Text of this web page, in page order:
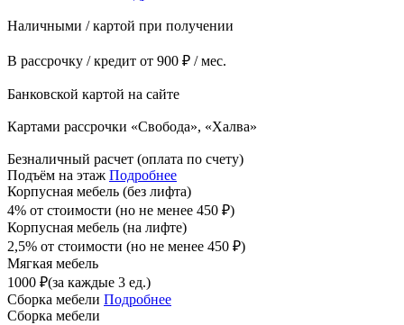
Наличными / картой при получении
В рассрочку / кредит от 900 ₽ / мес.
Банковской картой на сайте
Картами рассрочки «Свобода», «Халва»
Безналичный расчет (оплата по счету)
Подъём на этаж Подробнее
Корпусная мебель (без лифта)
4% от стоимости (но не менее 450 ₽)
Корпусная мебель (на лифте)
2,5% от стоимости (но не менее 450 ₽)
Мягкая мебель
1000 ₽(за каждые 3 ед.)
Сборка мебели Подробнее
Сборка мебели